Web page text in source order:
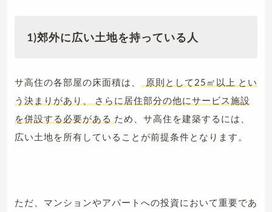
1)郊外に広い土地を持っている人
サ高住の各部屋の床面積は、
原則として25㎡以上 とい
う決まりがあり、
さらに居住部分の他にサービス施設
を併設する必要がある ため、サ高住を建築するには、
広い土地を所有していることが前提条件となります。
ただ、マンションやアパートへの投資において重要であ